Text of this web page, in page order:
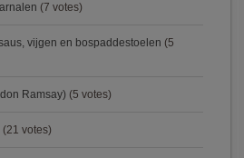
(7 votes)
vijgen en bospaddestoelen (5
Ramsay) (5 votes)
(21 votes)